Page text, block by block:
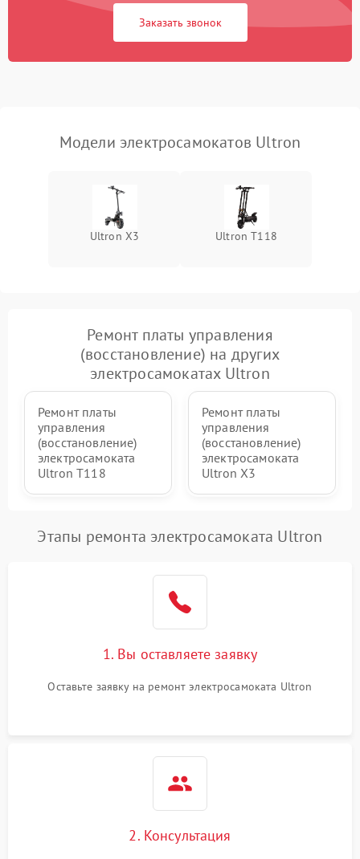
Заказать звонок
Модели электросамокатов Ultron
Ultron X3 Ultron T118
Ремонт платы управления
(восстановление) на других
электросамокатах Ultron
Ремонт платы
управления
(восстановление)
электросамоката
Ultron T118
Ремонт платы
управления
(восстановление)
электросамоката
Ultron X3
Этапы ремонта электросамоката Ultron
1. Вы оставляете заявку
Оставьте заявку на ремонт электросамоката Ultron
2. Консультация